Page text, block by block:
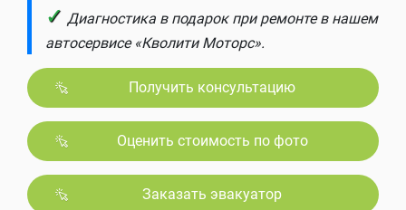
✓ Диагностика в подарок при ремонте в нашем
автосервисе «Кволити Моторс».
Получить консультацию
Оценить стоимость по фото
Заказать эвакуатор